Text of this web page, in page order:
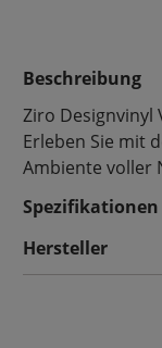
Beschreibung
Ziro Designvinyl
Erleben Sie mit
Ambiente voller
Spezifikationen
Hersteller